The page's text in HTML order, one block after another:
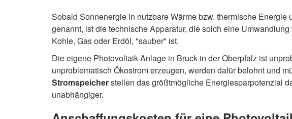
Sobald Sonnenergie in nutzbare Wärme bzw. thermische
genannt, ist die technische Apparatur, die solch eine
Kohle, Gas oder Erdöl, "sauber" ist.
Die eigene Photovoltaik-Anlage in Bruck in der Oberpfalz ist
unproblematisch Ökostrom erzeugen, werden dafür belohnt und
Stromspeicherstellen das größtmögliche Energiesparpotenzial
unabhängiger.